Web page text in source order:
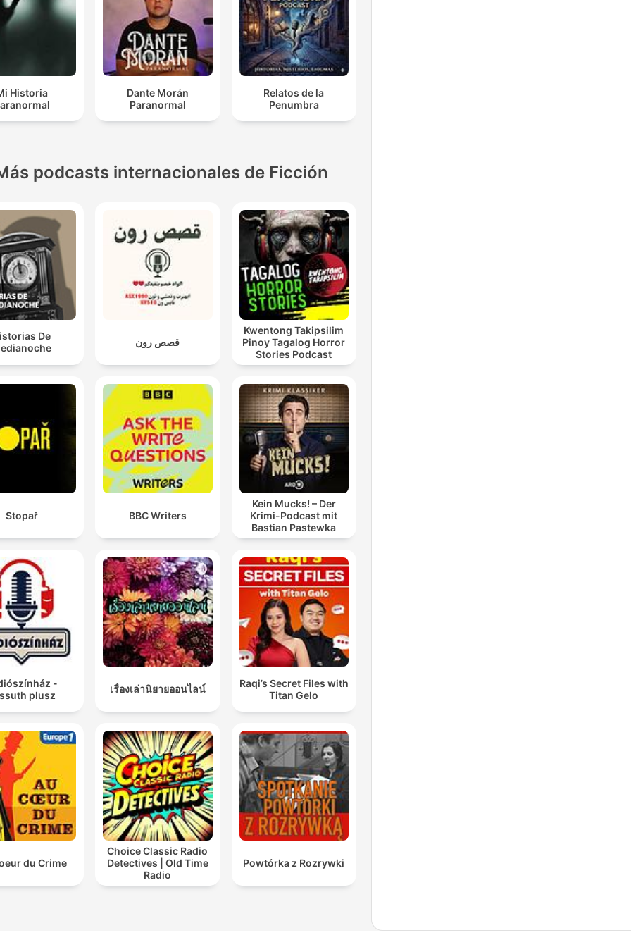
Historia
Dante Morán
Paranormal
Relatos de la
Penumbra
podcasts internacionales de Ficción
De
قصص رون
Kwentong Takipsilim
Pinoy Tagalog Horror
Stories Podcast
Stopař BBC Writers
Kein Mucks! – Der
Krimi-Podcast mit
Bastian Pastewka
-
plusz
เรื่องเล่านิยายออนไลน์
Raqi’s Secret Files with
Titan Gelo
du Crime
Choice Classic Radio
Detectives | Old Time
Radio
Powtórka z Rozrywki